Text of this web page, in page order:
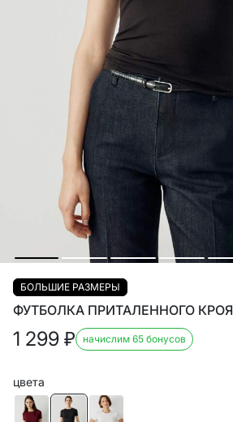
БОЛЬШИЕ РАЗМЕРЫ
ФУТБОЛКА ПРИТАЛЕННОГО КРОЯ
1 299 ₽ начислим 65 бонусов
цвета